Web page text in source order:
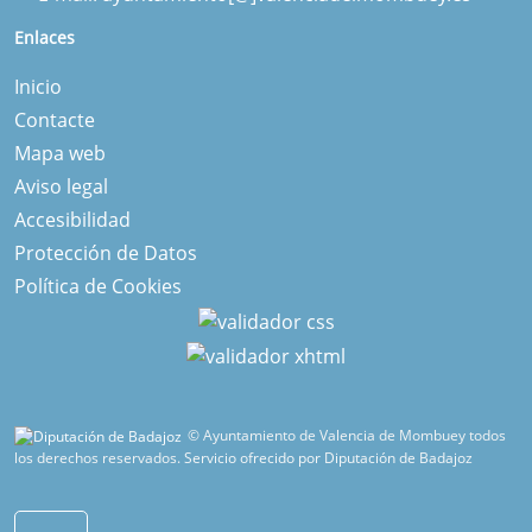
Enlaces
Inicio
Contacte
Mapa web
Aviso legal
Accesibilidad
Protección de Datos
Política de Cookies
© Ayuntamiento de Valencia de Mombuey todos
los derechos reservados.Servicio ofrecido por Diputación de Badajoz